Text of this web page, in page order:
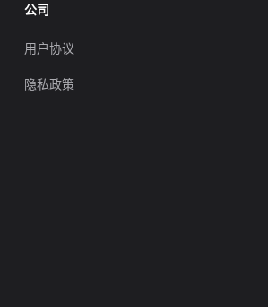
公司
用户协议
隐私政策